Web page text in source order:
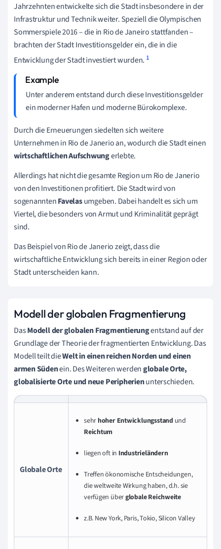
Jahrzehnten entwickelte sich die Stadt insbesondere in der
Infrastruktur und Technik weiter. Speziell die Olympischen
Sommerspiele 2016 – die in Rio de Janeiro stattfanden –
brachten der Stadt Investitionsgelder ein, die in die
Entwicklungder Stadtinvestiert wurden. 1
Unter anderem entstand durch diese Investitionsgelder
ein moderner Hafen und moderne Bürokomplexe.
Durch die Erneuerungen siedelten sich weitere
Unternehmen in Rio de Janerio an, wodurch die Stadt einen
wirtschaftlichen Aufschwungerlebte.
Allerdings hat nicht die gesamte Region um Rio de Janerio
von den Investitionen profitiert. Die Stadt wird von
sogenanntenFavelasumgeben. Dabei handelt es sich um
Viertel, die besonders von Armut und Kriminalität geprägt
sind.
Das Beispiel von Rio de Janerio zeigt, dass die
wirtschaftliche Entwicklung sich bereits in einer Region oder
Stadt unterscheiden kann.
Modell der globalen Fragmentierung
DasModell der globalen Fragmentierungentstand auf der
Grundlage der Theorie der fragmentierten Entwicklung. Das
Modell teilt dieWelt in einen reichen Norden und einen
armen Südenein. Des Weiteren werdenglobale Orte,
globalisierte Orte und neue Peripherienunterschieden.
Globale Orte
sehr hoher Entwicklungsstand und
Reichtum
liegen oft in Industrieländern
Treffen ökonomische Entscheidungen,
die weltweite Wirkung haben, d.h. sie
verfügen überglobale Reichweite
z.B. New York, Paris, Tokio, Silicon Valley